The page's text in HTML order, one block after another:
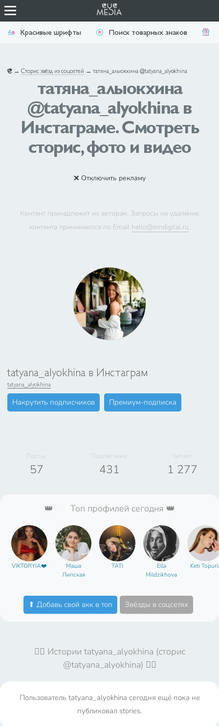
Красивые шрифты Поиск товарных знаков
→ Сторис звёзд из соцсетей → татяна_алыокхина @tatyana_alyokhina
татяна_алыокхина
@tatyana_alyokhina в
Инстаграме. Смотреть
сторис, фото и видео
❌ Отключить рекламу
Контент принадлежит их авторам. Запросы на удаление
контента принимаются по Email hello@emdigital.ru.
tatyana_alyokhina в Инстаграм
tatyana_alyokhina
Накрутить подписчиков Премиум-подписка
Посты:
57
Подписчики:
431
Читает:
1 277
👑 Топ профилей сегодня 👑
VIKTORYIA❤️
Маша
Липская
TATI
Ella
Mildzikhova
Keti
⬆ Добавь свой акк в топ Звёзды в соцсетях
🤦‍♀️ Истории tatyana_alyokhina (сторис
@tatyana_alyokhina) 🤦‍♀️
Пользователь tatyana_alyokhina сегодня ещё пока не
публиковал stories.